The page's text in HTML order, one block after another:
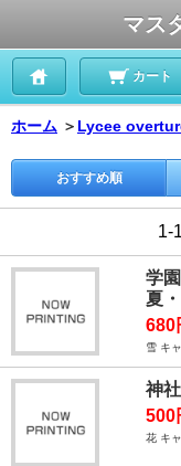
マス
カート
ホーム ＞ Lycee
おすすめ順
1-
学
夏
680
雪 キ
神
500
花 キ